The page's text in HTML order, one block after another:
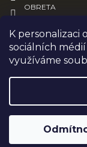
K personalizaci
sociálních
využíváme
OBRETA